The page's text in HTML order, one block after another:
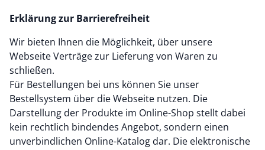
Erklärung zur Barrierefreiheit
Wir bieten Ihnen die Möglichkeit, über unsere
Webseite Verträge zur Lieferung von Waren zu
schließen.
Für Bestellungen bei uns können Sie unser
Bestellsystem über die Webseite nutzen. Die
Darstellung der Produkte im Online-Shop stellt dabei
kein rechtlich bindendes Angebot, sondern einen
unverbindlichen Online-Katalog dar. Die elektronische